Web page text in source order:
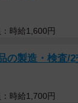
時給1,600円
の製造・検査/
時給1,700円